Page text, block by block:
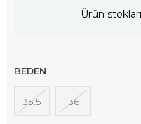
Ürün
BEDEN
35.5 36